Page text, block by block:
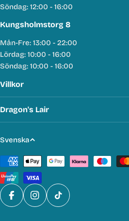
Söndag: 12:00 - 16:00
Kungsholmstorg 8
Mån-Fre: 13:00 - 22:00
Lördag: 10:00 - 16:00
Söndag: 10:00 - 16:00
Villkor
Dragon's Lair
S
p
r
å
k
Svenska
Betalmetoder
FacebookInstagram
TikTok